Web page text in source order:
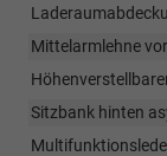
Mittelarmlehne
Sitzbank hinten